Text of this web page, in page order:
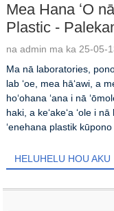
Mea Hana ʻO
Plastic -
na admin ma ka 25-05-
Ma nā laboratories,
lab ʻoe, mea hāʻawi, a
hoʻohana ʻana i nā
haki, a keʻakeʻa ʻole i
ʻenehana plastik kūpono
HELUHELU HOU AKU